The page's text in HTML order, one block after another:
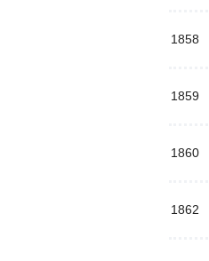
1858
1859
1860
1862